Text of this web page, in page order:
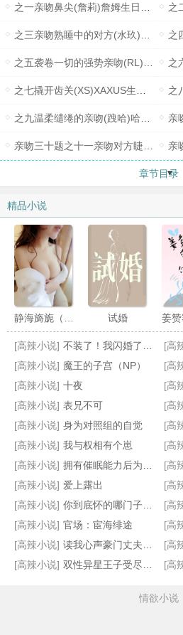
之一亲吻鼻尖(詹莉)詹姆生日贺文 之
之三亲吻熟睡中的对方(水玖)玖辛奈生日贺文
之五袭卷一切的强势亲吻(RL)蓝波生日贺文
之七撬开齿关(XS)XAXUS生日贺文
之九温柔缱绻的亲吻(跩哈)哈利生日贺文
亲吻三十题之十一亲吻对方睫毛上未落的泪珠(佐鸣)鸣人生日贺文
章节目录
精品小说
静海旖旎（校园高H） 试婚
请不要骚扰向导！（哨向NPH） 张柠檬2
[高辣小说] 不装了！我闪婚了千亿总裁 [高
[高辣小说] 魔王的子宫（NP） [高
[高辣小说] 十夜 [高
[高辣小说] 表兄不可 [高
[高辣小说] 身为对照组的自觉 [高
[高辣小说] 我与权相有个崽 [高
[高辣小说] 拥有催眠能力后为所欲为np [高
[高辣小说] 爱上露出 [高
[高辣小说] 你到底怀的哪门子孕[穿书] [高
[高辣小说] 官场：宦海绯途 [高
[高辣小说] 读我心声豪门丈夫发癫狂宠_赵史觉【完结】 [高
[高辣小说] 双性异星王子受尽凌辱 以性霸统哥谭市 [高
情欲小说